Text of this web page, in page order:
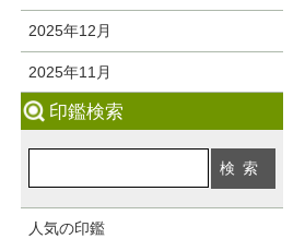
2025年12月
2025年11月
印鑑検索
人気の印鑑